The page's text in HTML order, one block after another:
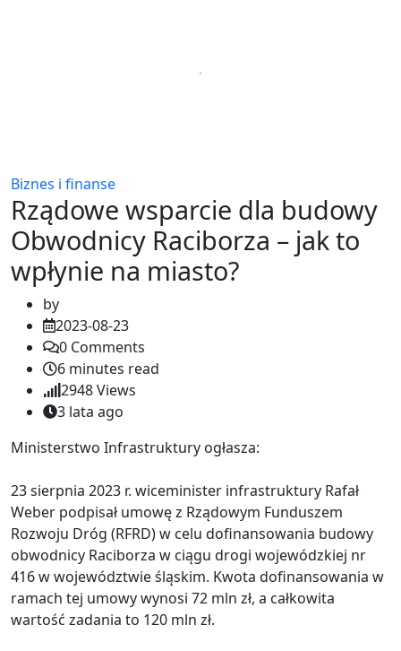
Biznes i finanse
Rządowe wsparcie dla budowy
Obwodnicy Raciborza – jak to
wpłynie na miasto?
by
2023-08-23
0 Comments
6 minutes read
2948Views
3 lata ago
Ministerstwo Infrastruktury ogłasza:
23 sierpnia 2023 r. wiceminister infrastruktury Rafał
Weber podpisał umowę z Rządowym Funduszem
Rozwoju Dróg (RFRD) w celu dofinansowania budowy
obwodnicy Raciborza w ciągu drogi wojewódzkiej nr
416 w województwie śląskim. Kwota dofinansowania w
ramach tej umowy wynosi 72 mln zł, a całkowita
wartość zadania to 120 mln zł.